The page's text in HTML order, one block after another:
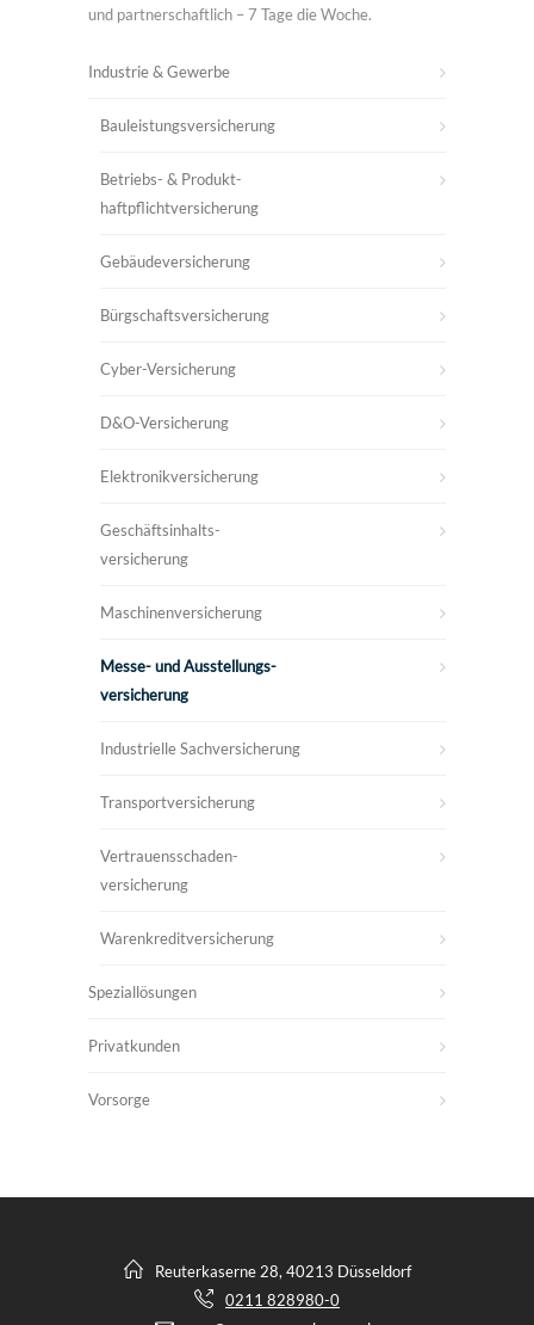
und partnerschaftlich – 7 Tage die Woche.
Industrie & Gewerbe
Bauleistungsversicherung
Betriebs- & Produkt-
haftpflichtversicherung
Gebäudeversicherung
Bürgschaftsversicherung
Cyber-Versicherung
D&O-Versicherung
Elektronikversicherung
Geschäftsinhalts-
versicherung
Maschinenversicherung
Messe- und Ausstellungs-
versicherung
Industrielle Sachversicherung
Transportversicherung
Vertrauensschaden-
versicherung
Warenkreditversicherung
Speziallösungen
Privatkunden
Vorsorge
Reuterkaserne 28, 40213 Düsseldorf
0211 828980-0